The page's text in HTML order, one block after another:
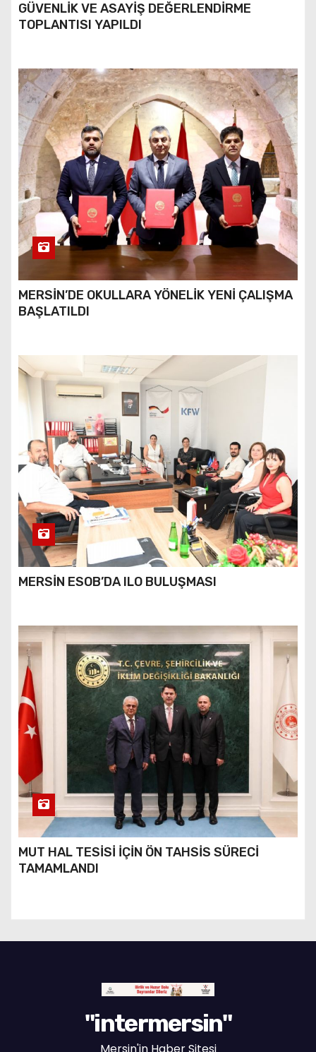
GÜVENLİK VE ASAYİŞ DEĞERLENDİRME
TOPLANTISI YAPILDI
MERSİN’DE OKULLARA YÖNELİK YENİ ÇALIŞMA
BAŞLATILDI
MERSİN ESOB’DA ILO BULUŞMASI
MUT HAL TESİSİ İÇİN ÖN TAHSİS SÜRECİ
TAMAMLANDI
"intermersin"
Mersin'in Haber Sitesi